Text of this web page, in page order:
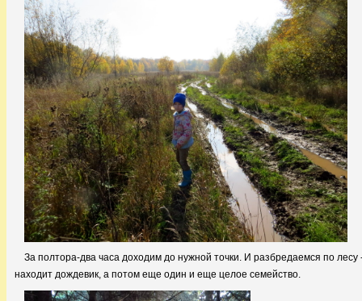
За полтора-два часа доходим до нужной точки. И разбредаемся по
находит дождевик, а потом еще один и еще целое семейство.